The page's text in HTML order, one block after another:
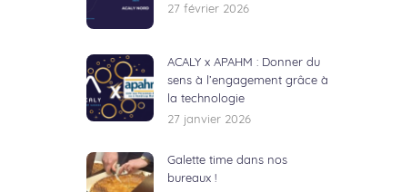
27 février 2026
ACALY x APAHM : Donner du
sens à l’engagement grâce à
la technologie
27 janvier 2026
Galette time dans nos
bureaux !